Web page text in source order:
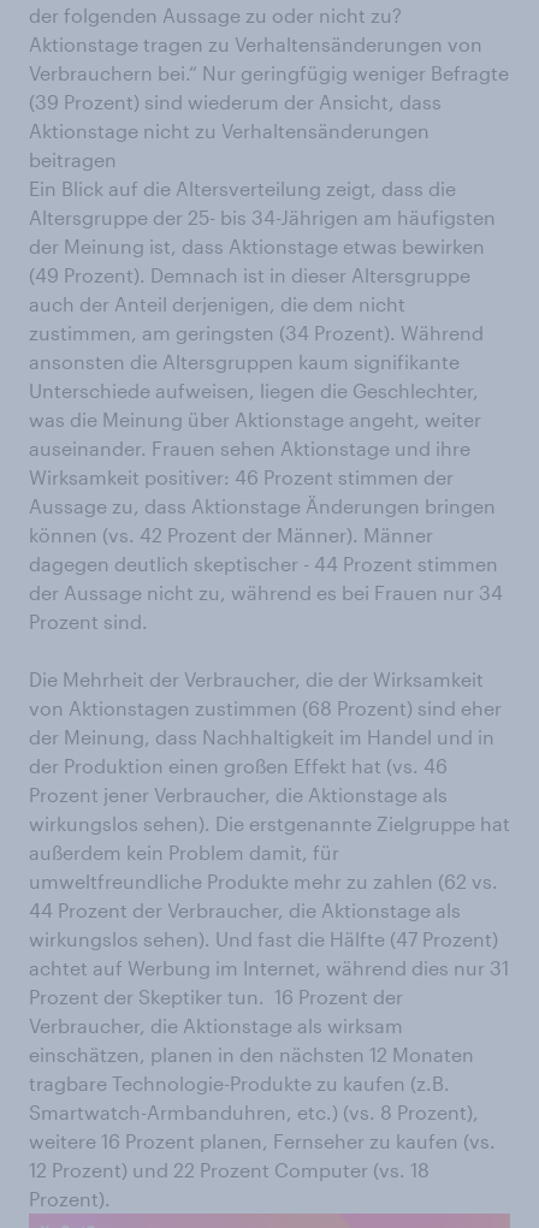
der folgenden Aussage zu oder nicht zu?
Aktionstage tragen zu Verhaltensänderungen von
Verbrauchern bei.“ Nur geringfügig weniger Befragte
(39 Prozent) sind wiederum der Ansicht, dass
Aktionstage nicht zu Verhaltensänderungen
beitragen
Ein Blick auf die Altersverteilung zeigt, dass die
Altersgruppe der 25- bis 34-Jährigen am häufigsten
der Meinung ist, dass Aktionstage etwas bewirken
(49 Prozent). Demnach ist in dieser Altersgruppe
auch der Anteil derjenigen, die dem nicht
zustimmen, am geringsten (34 Prozent). Während
ansonsten die Altersgruppen kaum signifikante
Unterschiede aufweisen, liegen die Geschlechter,
was die Meinung über Aktionstage angeht, weiter
auseinander. Frauen sehen Aktionstage und ihre
Wirksamkeit positiver: 46 Prozent stimmen der
Aussage zu, dass Aktionstage Änderungen bringen
können (vs. 42 Prozent der Männer). Männer
dagegen deutlich skeptischer - 44 Prozent stimmen
der Aussage nicht zu, während es bei Frauen nur 34
Prozent sind.
Die Mehrheit der Verbraucher, die der Wirksamkeit
von Aktionstagen zustimmen (68 Prozent) sind eher
der Meinung, dass Nachhaltigkeit im Handel und in
der Produktion einen großen Effekt hat (vs. 46
Prozent jener Verbraucher, die Aktionstage als
wirkungslos sehen). Die erstgenannte Zielgruppe hat
außerdem kein Problem damit, für
umweltfreundliche Produkte mehr zu zahlen (62 vs.
44 Prozent der Verbraucher, die Aktionstage als
wirkungslos sehen). Und fast die Hälfte (47 Prozent)
achtet auf Werbung im Internet, während dies nur 31
Prozent der Skeptiker tun. 16 Prozent der
Verbraucher, die Aktionstage als wirksam
einschätzen, planen in den nächsten 12 Monaten
tragbare Technologie-Produkte zu kaufen (z.B.
Smartwatch-Armbanduhren, etc.) (vs. 8 Prozent),
weitere 16 Prozent planen, Fernseher zu kaufen (vs.
12 Prozent) und 22 Prozent Computer (vs. 18
Prozent).